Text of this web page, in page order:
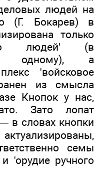
людей на
(Г. Бокарев) в
только
людей' (в
одному), а
'войсковое
из смысла
Кнопок у нас,
Зато лопат
в словах кнопки
семы
'орудие ручного